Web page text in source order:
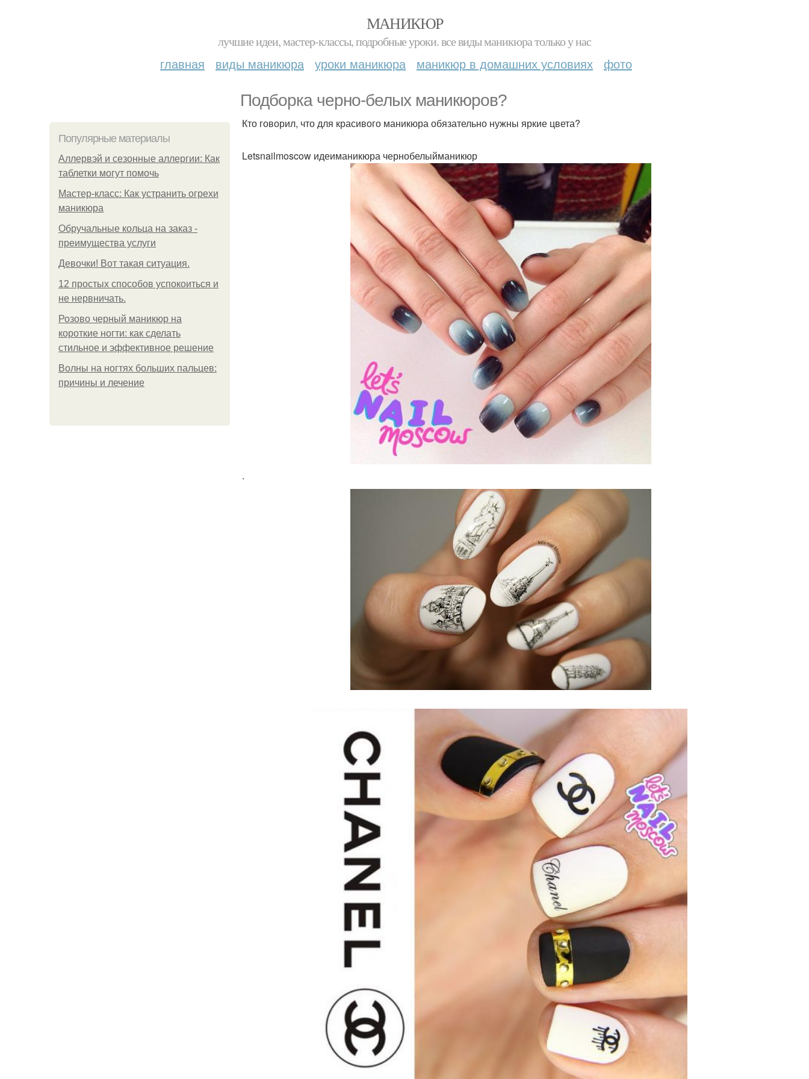
МАНИКЮР
лучшие идеи, мастер-классы, подробные уроки. все виды маникюра только у нас
главная виды маникюра уроки маникюра маникюр в домашних условиях фото
Подборка черно-белых маникюров?
Популярные материалы
Аллервэй и сезонные аллергии: Как
таблетки могут помочь
Мастер-класс: Как устранить огрехи
маникюра
Обручальные кольца на заказ -
преимущества услуги
Девочки! Вот такая ситуация.
12 простых способов успокоиться и
не нервничать.
Розово черный маникюр на
короткие ногти: как сделать
стильное и эффективное решение
Волны на ногтях больших пальцев:
причины и лечение
Кто говорил, что для красивого маникюра обязательно нужны яркие цвета?
Letsnailmoscow идеиманикюра чернобелыйманикюр
.